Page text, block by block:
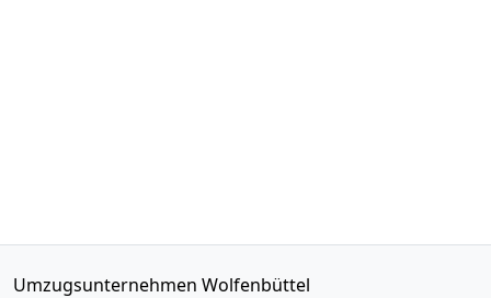
Umzugsunternehmen Wolfenbüttel